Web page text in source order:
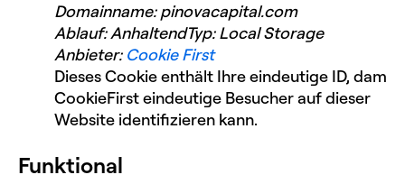
Domainname:pinovacapital.com
Ablauf:AnhaltendTyp: Local Storage
Anbieter: Cookie First
Dieses Cookie enthält Ihre eindeutige ID, damit
CookieFirst eindeutige Besucher auf dieser
Website identifizieren kann.
Funktional